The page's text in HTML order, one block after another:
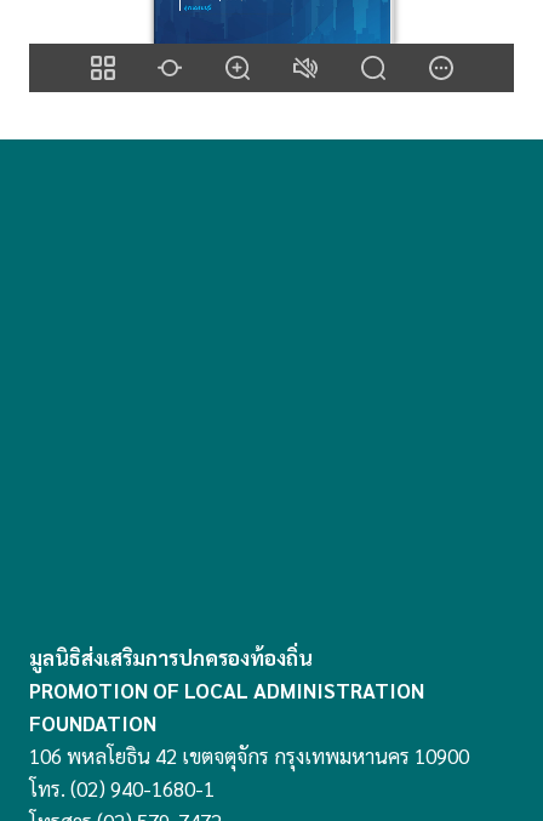
มูลนิธิส่งเสริมการปกครองท้องถิ่น
PROMOTION OF LOCAL ADMINISTRATION
FOUNDATION
106 พหลโยธิน 42 เขตจตุจักร กรุงเทพมหานคร 10900
โทร. (02) 940-1680-1